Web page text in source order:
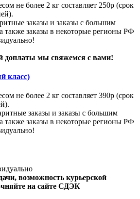
не более 2 кг составляет 250р (срок
заказы и заказы с большим
также заказы в некоторые регионы РФ
доплаты мы свяжемся с вами!
класс)
не более 2 кг составляет 390р (срок
заказы и заказы с большим
также заказы в некоторые регионы РФ
возможность курьерской
на сайте СДЭК